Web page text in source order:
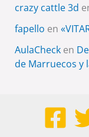
crazy cattle 3d
fapello en
AulaChecken
de Marruecos y